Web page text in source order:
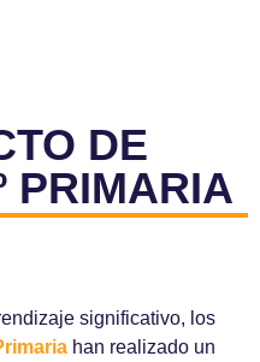
DE
PRIMARIA
significativo, los
han realizado un